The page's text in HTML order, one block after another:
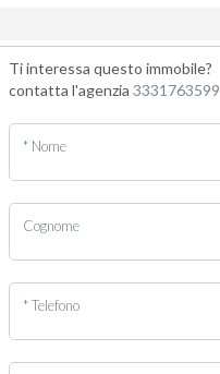
Ti interessa questo immobile?
contatta l'agenzia 3331763599
* Nome
Cognome
* Telefono